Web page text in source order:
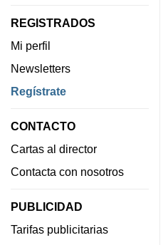
REGISTRADOS
Mi perfil
Newsletters
Regístrate
CONTACTO
Cartas al director
Contacta con nosotros
PUBLICIDAD
Tarifas publicitarias